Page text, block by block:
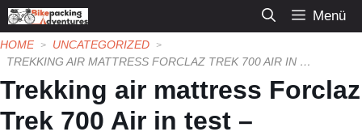
Zum
Inhalt
springen
Menü
HOME
UNCATEGORIZED
TREKKING AIR MATTRESS FORCLAZ TREK 700 AIR IN TEST – ULTRALIGHT AIR MATTRESS FROM DECATHLON IN PRACTICAL TEST
Trekking air mattress Forclaz
Trek 700 Air in test –